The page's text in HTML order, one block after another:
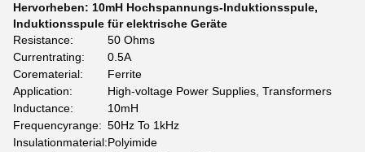
Hervorheben: 10mH Hochspannungs-Induktionsspule,
Induktionsspule für elektrische Geräte
Resistance:
50 Ohms
Currentrating:
0.5A
Corematerial:
Ferrite
Application:
High-voltage Power Supplies, Transformers
Inductance:
10mH
Frequencyrange: 50Hz To 1kHz
Insulationmaterial:Polyimide